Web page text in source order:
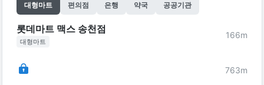
대형마트 편의점 은행 약국 공공기관
롯데마트 맥스 송천점
대형마트
166m
763m